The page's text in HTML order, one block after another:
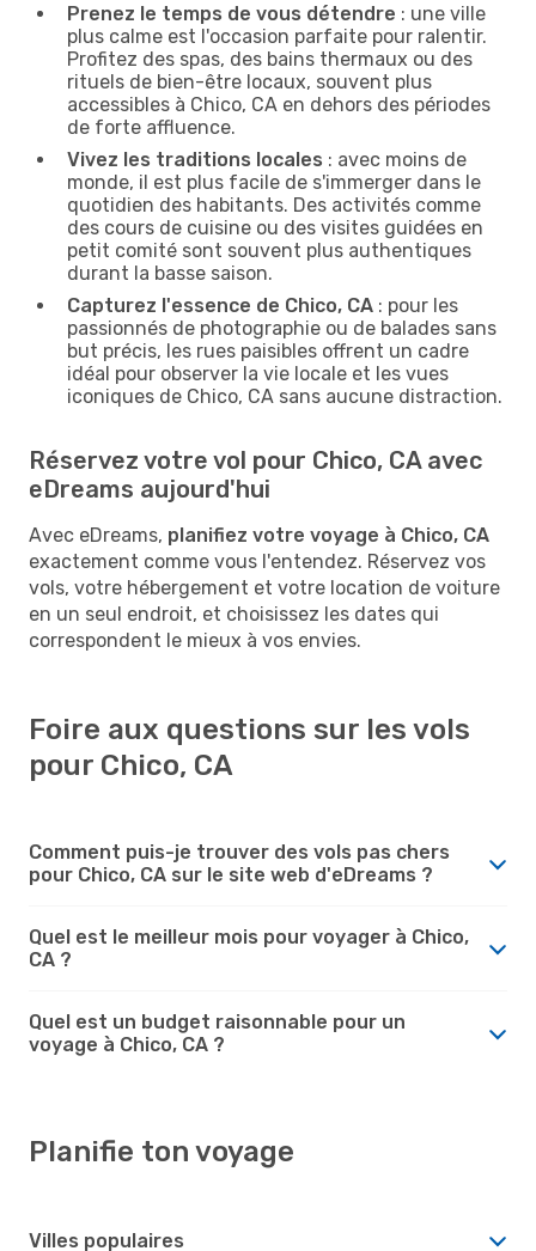
Prenez le temps de vous détendre : une ville
plus calme est l'occasion parfaite pour ralentir.
Profitez des spas, des bains thermaux ou des
rituels de bien-être locaux, souvent plus
accessibles à Chico, CA en dehors des périodes
de forte affluence.
Vivez les traditions locales : avec moins de
monde, il est plus facile de s'immerger dans le
quotidien des habitants. Des activités comme
des cours de cuisine ou des visites guidées en
petit comité sont souvent plus authentiques
durant la basse saison.
Capturez l'essence de Chico, CA : pour les
passionnés de photographie ou de balades sans
but précis, les rues paisibles offrent un cadre
idéal pour observer la vie locale et les vues
iconiques de Chico, CA sans aucune distraction.
Réservez votre vol pour Chico, CA avec
eDreams aujourd'hui
Avec eDreams, planifiez votre voyage à Chico, CA
exactement comme vous l'entendez. Réservez vos
vols, votre hébergement et votre location de voiture
en un seul endroit, et choisissez les dates qui
correspondent le mieux à vos envies.
Foire aux questions sur les vols
pour Chico, CA
Comment puis-je trouver des vols pas chers
pour Chico, CA sur le site web d'eDreams ?
Quel est le meilleur mois pour voyager à Chico,
CA ?
Quel est un budget raisonnable pour un
voyage à Chico, CA ?
Planifie ton voyage
Villes populaires